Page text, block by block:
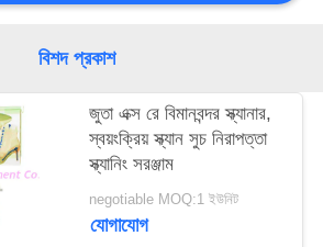
বিশদ প্রকাশ
জুতা এক্স রে বিমানবন্দর স্ক্যানার,
স্বয়ংক্রিয় স্ক্যান সুচ নিরাপত্তা
স্ক্যানিং সরঞ্জাম
negotiable MOQ:1 ইউনিট
যোগাযোগ